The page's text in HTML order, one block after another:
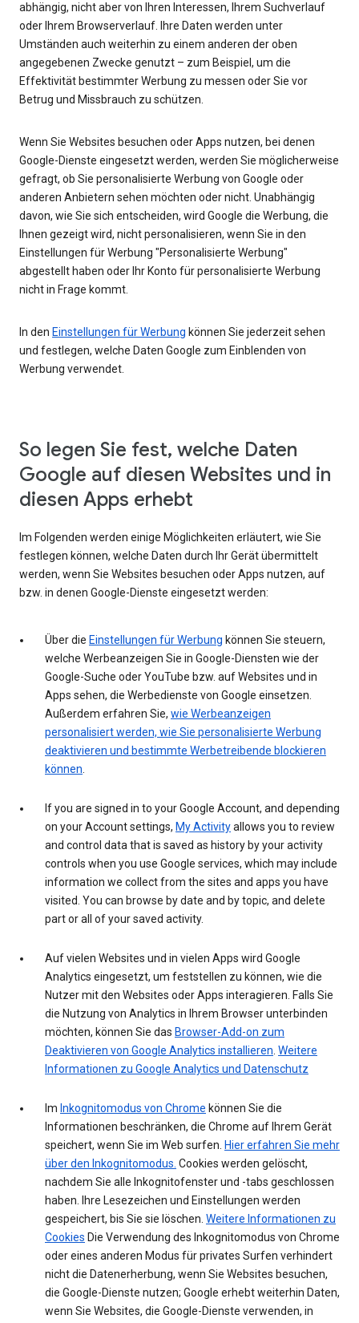
abhängig, nicht aber von Ihren Interessen, Ihrem Suchverlauf
oder Ihrem Browserverlauf. Ihre Daten werden unter
Umständen auch weiterhin zu einem anderen der oben
angegebenen Zwecke genutzt – zum Beispiel, um die
Effektivität bestimmter Werbung zu messen oder Sie vor
Betrug und Missbrauch zu schützen.
Wenn Sie Websites besuchen oder Apps nutzen, bei denen
Google-Dienste eingesetzt werden, werden Sie möglicherweise
gefragt, ob Sie personalisierte Werbung von Google oder
anderen Anbietern sehen möchten oder nicht. Unabhängig
davon, wie Sie sich entscheiden, wird Google die Werbung, die
Ihnen gezeigt wird, nicht personalisieren, wenn Sie in den
Einstellungen für Werbung "Personalisierte Werbung"
abgestellt haben oder Ihr Konto für personalisierte Werbung
nicht in Frage kommt.
In den Einstellungen für Werbung können Sie jederzeit sehen
und festlegen, welche Daten Google zum Einblenden von
Werbung verwendet.
So legen Sie fest, welche Daten
Google auf diesen Websites und in
diesen Apps erhebt
Im Folgenden werden einige Möglichkeiten erläutert, wie Sie
festlegen können, welche Daten durch Ihr Gerät übermittelt
werden, wenn Sie Websites besuchen oder Apps nutzen, auf
bzw. in denen Google-Dienste eingesetzt werden:
Über die Einstellungen für Werbung können Sie steuern,
welche Werbeanzeigen Sie in Google-Diensten wie der
Google-Suche oder YouTube bzw. auf Websites und in
Apps sehen, die Werbedienste von Google einsetzen.
Außerdem erfahren Sie, wie Werbeanzeigen
personalisiert werden, wie Sie personalisierte Werbung
deaktivieren und bestimmte Werbetreibende blockieren
können.
If you are signed in to your Google Account, and depending
on your Account settings, My Activityallows you to review
and control data that is saved as history by your activity
controls when you use Google services, which may include
information we collect from the sites and apps you have
visited. You can browse by date and by topic, and delete
part or all of your saved activity.
Auf vielen Websites und in vielen Apps wird Google
Analytics eingesetzt, um feststellen zu können, wie die
Nutzer mit den Websites oder Apps interagieren. Falls Sie
die Nutzung von Analytics in Ihrem Browser unterbinden
möchten, können Sie das Browser-Add-on zum
Deaktivieren von Google Analytics installieren. Weitere
Informationen zu Google Analytics und Datenschutz
Im Inkognitomodus von Chrome können Sie die
Informationen beschränken, die Chrome auf Ihrem Gerät
speichert, wenn Sie im Web surfen. Hier erfahren Sie mehr
über den Inkognitomodus. Cookies werden gelöscht,
nachdem Sie alle Inkognitofenster und -tabs geschlossen
haben. Ihre Lesezeichen und Einstellungen werden
gespeichert, bis Sie sie löschen. Weitere Informationen zu
Cookies Die Verwendung des Inkognitomodus von Chrome
oder eines anderen Modus für privates Surfen verhindert
nicht die Datenerherbung, wenn Sie Websites besuchen,
die Google-Dienste nutzen; Google erhebt weiterhin Daten,
wenn Sie Websites, die Google-Dienste verwenden, in